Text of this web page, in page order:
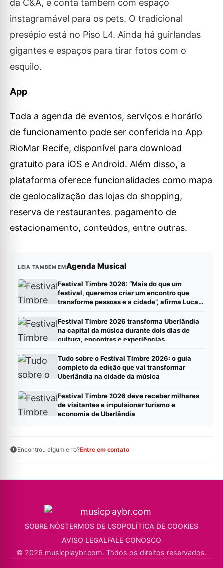
da C&A, e conta também com espaço
instagramável para os pets. O tradicional
presépio está no Piso L4. Ainda há guirlandas
gigantes e espaços para tirar fotos com o
esquilo.
App
Toda a agenda de eventos, serviços e horário
de funcionamento pode ser conferida no App
RioMar Recife, disponível para download
gratuito para iOS e Android. Além disso, a
plataforma oferece funcionalidades como mapa
de geolocalização das lojas do shopping,
reserva de restaurantes, pagamento de
estacionamento, conteúdos, entre outras.
LEIA TAMBÉM EMAgenda Musical
Festival Timbre 2026: “Mais do que um
festival, queremos criar um encontro que
transforme pessoas e a cidade”, afirma Lucas
Festival Timbre 2026 transforma Uberlândia
na capital da música durante dois dias de
cultura, encontros e experiências
Tudo sobre o Festival Timbre 2026: o guia
completo da edição que vai transformar
Uberlândia na cidade da música
Festival Timbre 2026 deve receber milhares
de visitantes e impulsionar turismo e
economia de Uberlândia
Encontrou algum erro?Entre em contato
SOBRE NÓSTERMOS DE USOPOLÍTICA DE COOKIES
AVISO LEGALFALE CONOSCO
© 2026 musicplaybr.com. Todos os direitos reservados.